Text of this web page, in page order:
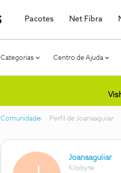
Pacotes Net Fibra
Categorias Centro de Ajuda
Comunidade Perfil de Joanaaguiiar
Joanaaguiiar
Kilobyte